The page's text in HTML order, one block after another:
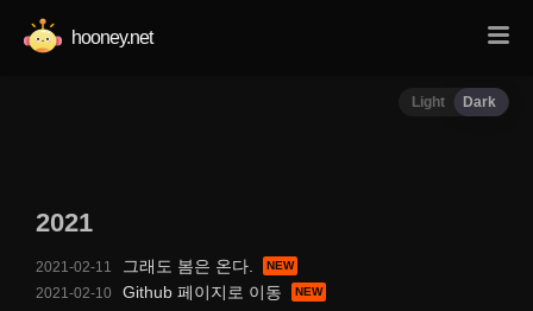
hooney.net
Light Dark
2021
2021-02-11 그래도 봄은 온다.
2021-02-10 Github 페이지로 이동